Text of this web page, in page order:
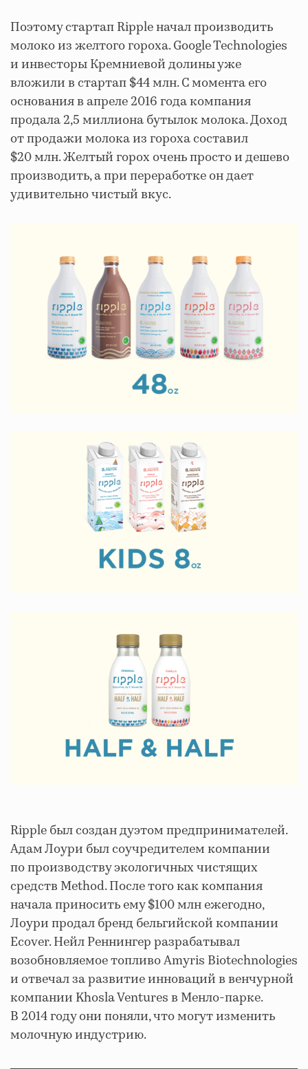
Поэтому стартап Ripple начал производить
молоко из желтого гороха. Google Technologies
и инвесторы Кремниевой долины уже
вложили в стартап $44 млн. С момента его
основания в апреле 2016 года компания
продала 2,5 миллиона бутылок молока. Доход
от продажи молока из гороха составил
$20 млн. Желтый горох очень просто и дешево
производить, а при переработке он дает
удивительно чистый вкус.
Ripple был создан дуэтом предпринимателей.
Адам Лоури был соучредителем компании
по производству экологичных ⁠чистящих
средств Method. После того как компания
начала приносить ему $100 млн ежегодно,
Лоури продал бренд бельгийской компании
Ecover. Нейл Реннингер разрабатывал
возобновляемое топливо Amyris Biotechnologies
и отвечал за развитие инноваций в венчурной
компании Khosla Ventures в Менло-парке.
В 2014 году они поняли, что могут изменить
молочную индустрию.